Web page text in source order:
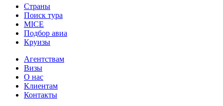
Страны
Поиск тура
MICE
Подбор авиа
Круизы
Агентствам
Визы
О нас
Клиентам
Контакты